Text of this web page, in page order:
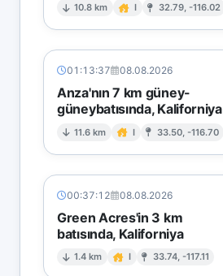
10.8 km I 32.79, -116.02
01:13:37 08.08.2026
Anza'nın 7 km güney-
güneybatısında, Kaliforniya
11.6 km I 33.50, -116.70
00:37:12 08.08.2026
Green Acres'in 3 km
batısında, Kaliforniya
1.4 km I 33.74, -117.11